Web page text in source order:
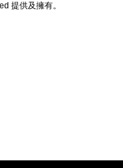
提供及擁有。